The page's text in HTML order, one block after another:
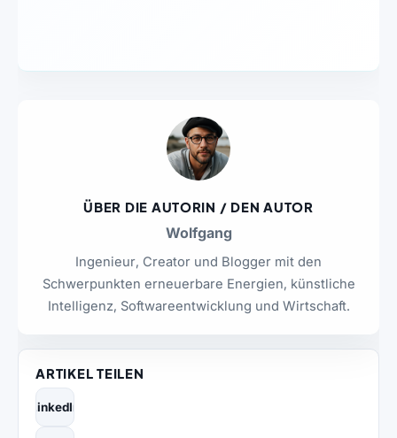
ÜBER DIE AUTORIN / DEN AUTOR
Wolfgang
Ingenieur, Creator und Blogger mit den
Schwerpunkten erneuerbare Energien, künstliche
Intelligenz, Softwareentwicklung und Wirtschaft.
ARTIKEL TEILEN
LinkedIn